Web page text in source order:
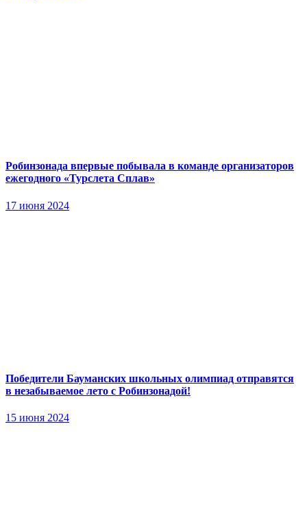
Робинзонада впервые побывала в команде организаторов
ежегодного «Турслета Сплав»
17 июня 2024
Победители Бауманских школьных олимпиад отправятся
в незабываемое лето с Робинзонадой!
15 июня 2024